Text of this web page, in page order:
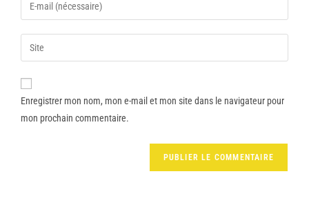
Enregistrer mon nom, mon e-mail et mon site dans le navigateur pour
mon prochain commentaire.